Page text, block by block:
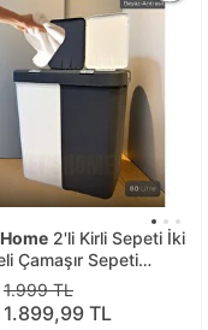
2'li Kirli Sepeti İki
Çamaşır Sepeti
beyaz Renkliler-
Sepeti 80 Lt.
1.999 TL
1.899,99 TL